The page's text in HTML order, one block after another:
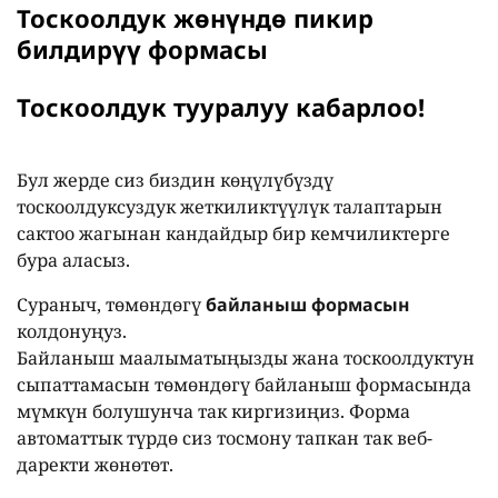
Тоскоолдук жөнүндө пикир
билдирүү формасы
Тоскоолдук тууралуу кабарлоо!
Бул жерде сиз биздин көңүлүбүздү
тоскоолдуксуздук жеткиликтүүлүк талаптарын
сактоо жагынан кандайдыр бир кемчиликтерге
бура аласыз.
Сураныч, төмөндөгүбайланыш формасын
колдонуңуз.
Байланыш маалыматыңызды жана тоскоолдуктун
сыпаттамасын төмөндөгү байланыш формасында
мүмкүн болушунча так киргизиңиз. Форма
автоматтык түрдө сиз тосмону тапкан так веб-
даректи жөнөтөт.